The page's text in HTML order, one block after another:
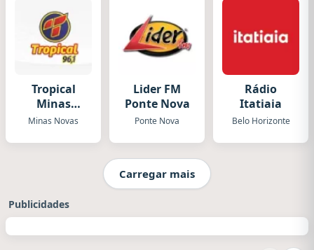
Tropical
Minas
Novas
Minas Novas
Lider FM
Ponte Nova
Ponte Nova
Rádio
Itatiaia
Belo Horizonte
Carregar mais
Publicidades